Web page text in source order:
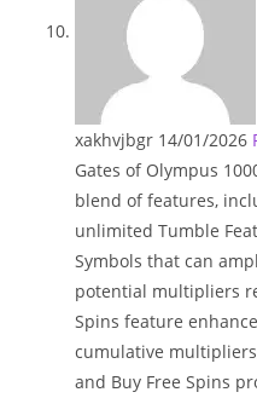
xakhvjbgr 14/01/2026
Gates of Olympus
blend of features,
unlimited Tumble
Symbols that can
potential multipliers
Spins feature
cumulative
and Buy Free Spins